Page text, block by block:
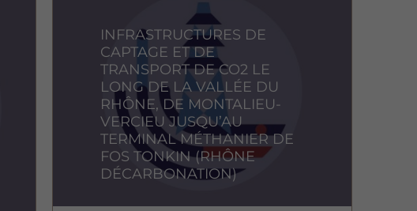
INFRASTRUCTURES DE
CAPTAGE ET DE
TRANSPORT DE CO2 LE
LONG DE LA VALLÉE DU
RHÔNE, DE MONTALIEU-
VERCIEU JUSQU’AU
TERMINAL MÉTHANIER DE
FOS TONKIN (RHÔNE
DÉCARBONATION)